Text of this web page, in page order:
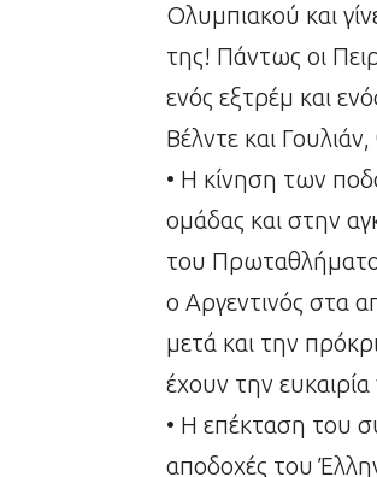
Ολυμπιακού και
της! Πάντως οι
ενός εξτρέμ και
Βέλντε και
• Η κίνηση των
ομάδας και στην
του
ο Αργεντινός στα
μετά και την
έχουν την
• Η επέκταση του
αποδοχές του